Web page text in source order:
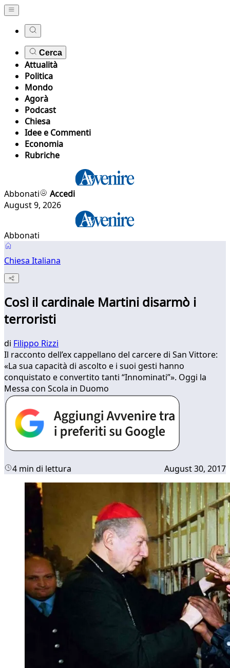
Cerca
Attualità
Politica
Mondo
Agorà
Podcast
Chiesa
Idee e Commenti
Economia
Rubriche
Abbonati
Accedi
August 9, 2026
Abbonati
Chiesa Italiana
Così il cardinale Martini disarmò i
terroristi
di Filippo Rizzi
Il racconto dell’ex cappellano del carcere di San Vittore:
«La sua capacità di ascolto e i suoi gesti hanno
conquistato e convertito tanti “Innominati”». Oggi la
Messa con Scola in Duomo
4 min di lettura August 30, 2017